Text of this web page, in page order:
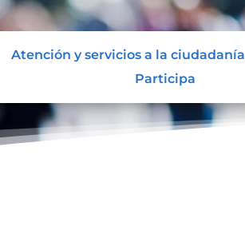
Atención y servicios a la ciudadanía
Participa